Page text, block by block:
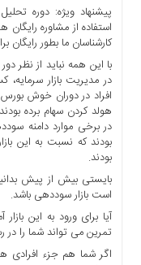
تعرفه
درباره
اخبار
سایت
ارتباط
نمونه
تعرفه
پیشنهاد ویژه: دوره
کارشناسان ما بطور رایگان
با این همه نباید از نظر
در مدیریت بازار
افراد در دوران خوش
هولد کردن سهام برده
در برخی موارد دامنه
بودند که نسبت به این
بودند.
بایستی بیش از پیش
است بازار سوددهی باشد.
آیا برای ورود به این
تمرین می تواند شما را
اگر شما هم جزء افرادی